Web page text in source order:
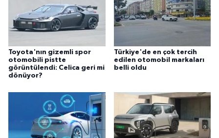
Toyota'nın gizemli spor
otomobili pistte
görüntülendi: Celica geri mi
dönüyor?
Türkiye'de en çok tercih
edilen otomobil markaları
belli oldu